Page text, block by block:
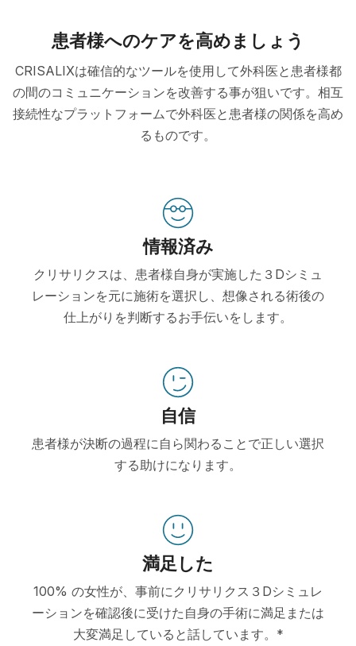
患者様へのケアを高めましょう
CRISALIXは確信的なツールを使用して外科医と患者様都
の間のコミュニケーションを改善する事が狙いです。相互
接続性なプラットフォームで外科医と患者様の関係を高め
るものです。
情報済み
クリサリクスは、患者様自身が実施した３Dシミュ
レーションを元に施術を選択し、想像される術後の
仕上がりを判断するお手伝いをします。
自信
患者様が決断の過程に自ら関わることで正しい選択
する助けになります。
満足した
100% の女性が、事前にクリサリクス３Dシミュレ
ーションを確認後に受けた自身の手術に満足または
大変満足していると話しています。*